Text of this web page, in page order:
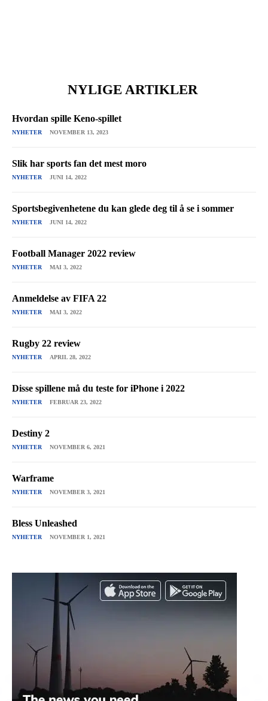
NYLIGE ARTIKLER
Hvordan spille Keno-spillet
NYHETER NOVEMBER 13, 2023
Slik har sports fan det mest moro
NYHETER JUNI 14, 2022
Sportsbegivenhetene du kan glede deg til å se i sommer
NYHETER JUNI 14, 2022
Football Manager 2022 review
NYHETER MAI 3, 2022
Anmeldelse av FIFA 22
NYHETER MAI 3, 2022
Rugby 22 review
NYHETER APRIL 28, 2022
Disse spillene må du teste for iPhone i 2022
NYHETER FEBRUAR 23, 2022
Destiny 2
NYHETER NOVEMBER 6, 2021
Warframe
NYHETER NOVEMBER 3, 2021
Bless Unleashed
NYHETER NOVEMBER 1, 2021